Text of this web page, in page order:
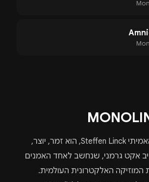
Monolink, שמו האמיתי Steffen Linck, הוא זמר, יוצר,
אקט גרמני, שנחשב לאחד האמנים
המוזיקה האלקטרונית העולמית.